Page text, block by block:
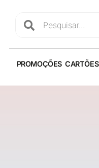
PROMOÇÕES CARTÕES